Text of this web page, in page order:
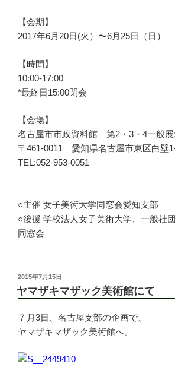
【会期】
2017年6月20日(火）〜6月25日（日）
【時間】
10:00-17:00
*最終日15:00閉会
【会場】
名古屋市市政資料館 第2・3・4一般展
〒461-0011 愛知県名古屋市東区白壁
TEL:052-953-0051
○主催 女子美術大学同窓会愛知支部
○後援 学校法人女子美術大学、一般社
同窓会
投
稿
日:
2015年7月15日
ヤマザキマザック美術館にて
７月3日、名古屋支部の企画で、
ヤマザキマザック美術館へ。